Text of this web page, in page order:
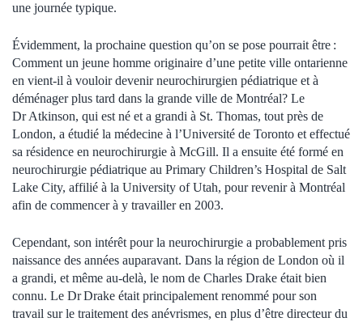
une journée typique.
Évidemment, la prochaine question qu’on se pose pourrait être :
Comment un jeune homme originaire d’une petite ville ontarienne
en vient-il à vouloir devenir neurochirurgien pédiatrique et à
déménager plus tard dans la grande ville de Montréal? Le
Dr Atkinson, qui est né et a grandi à St. Thomas, tout près de
London, a étudié la médecine à l’Université de Toronto et effectué
sa résidence en neurochirurgie à McGill. Il a ensuite été formé en
neurochirurgie pédiatrique au Primary Children’s Hospital de Salt
Lake City, affilié à la University of Utah, pour revenir à Montréal
afin de commencer à y travailler en 2003.
Cependant, son intérêt pour la neurochirurgie a probablement pris
naissance des années auparavant. Dans la région de London où il
a grandi, et même au-delà, le nom de Charles Drake était bien
connu. Le Dr Drake était principalement renommé pour son
travail sur le traitement des anévrismes, en plus d’être directeur du